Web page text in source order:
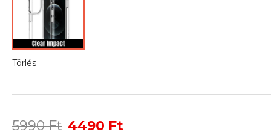
Törlés
5990Ft Original
4490 Ft